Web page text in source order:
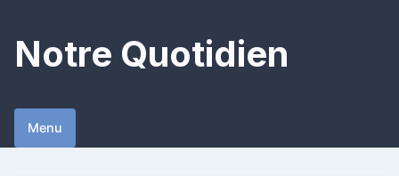
content
Notre Quotidien
Menu